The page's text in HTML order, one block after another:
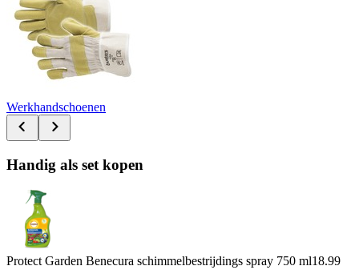
Werkhandschoenen
Handig als set kopen
Protect Garden Benecura schimmelbestrijdings spray 750 ml18.99